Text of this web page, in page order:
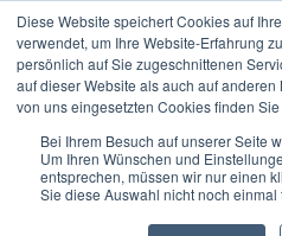
Diese Website speichert Cookies auf
verwendet, um Ihre Website-Erfahrung
persönlich auf Sie zugeschnittenen
auf dieser Website als auch auf
von uns eingesetzten Cookies finden
Bei Ihrem Besuch auf unserer Seite
Um Ihren Wünschen und
entsprechen, müssen wir nur einen
Sie diese Auswahl nicht noch einmal
DeutschUntermenü für